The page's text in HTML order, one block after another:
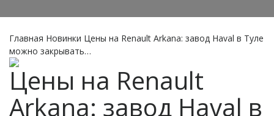
Главная Новинки Цены на Renault Arkana: завод Haval в Туле
можно закрывать…
Цены на Renault
Arkana: завод Haval в